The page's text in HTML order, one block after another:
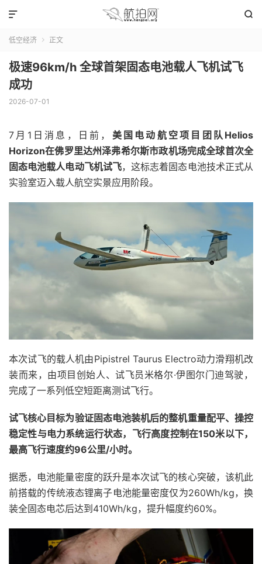


低空经济  正文
极速96km/h 全球首架固态电池载人飞机试飞
成功
2026-07-01
7月1日消息，日前， 美国电动航空项目团队Helios
Horizon在佛罗里达州泽弗希尔斯市政机场完成全球首次全
固态电池载人电动飞机试飞，这标志着固态电池技术正式从
实验室迈入载人航空实景应用阶段。
本次试飞的载人机由Pipistrel Taurus Electro动力滑翔机改
装而来，由项目创始人、试飞员米格尔·伊图尔门迪驾驶，
完成了一系列低空短距离测试飞行。
试飞核心目标为验证固态电池装机后的整机重量配平、操控
稳定性与电力系统运行状态，飞行高度控制在150米以下，
最高飞行速度约96公里/小时。
据悉，电池能量密度的跃升是本次试飞的核心突破，该机此
前搭载的传统液态锂离子电池能量密度仅为260Wh/kg，换
装全固态电芯后达到410Wh/kg，提升幅度约60%。